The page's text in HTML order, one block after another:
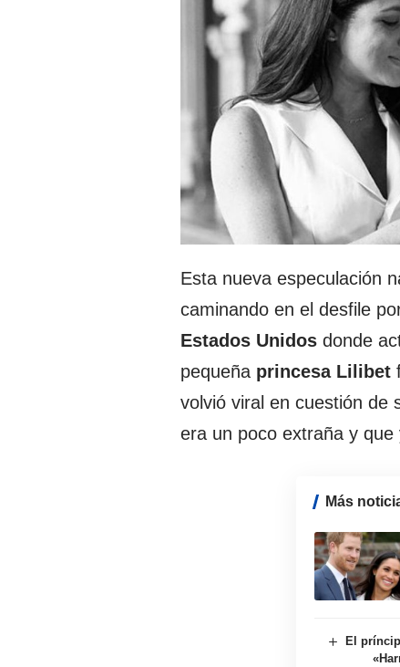
Esta nueva especulación
caminando en el desfile
Estados Unidos donde
pequeña princesa Lilibet
volvió viral en cuestión de
era un poco extraña y
Más
El